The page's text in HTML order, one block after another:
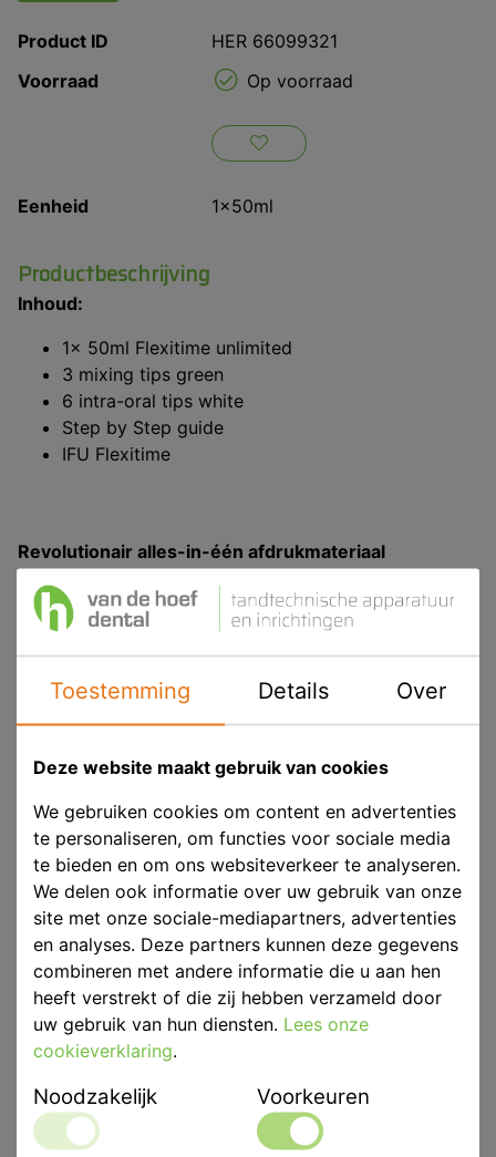
Product ID
HER 66099321
Voorraad
Op voorraad
Eenheid 1x50ml
Productbeschrijving
Inhoud:
1x 50ml Flexitime unlimited
3 mixing tips green
6 intra-oral tips white
Step by Step guide
IFU Flexitime
Revolutionair alles-in-één afdrukmateriaal
Flexitime® Unlimited is Kulzers antwoord op de
uitdagingen van het maken van afdrukken - het zet
een nieuwe standaard in precisie, eenvoud en
prestaties.
Het combineert het beste van A-silicone en polyether
kwaliteit.
Wat Flexitime Unlimited dé oplossing maakt voor
tandheelkundige professionals:
Verminderde complexiteit
Eén materiaal voor alle afdruktechnieken
Een flexibele verwerkingstijd en een altijd korte
en vaste "snap-set" uithardingstijd = het
materiaal is volledig uitgehard aan het einde van
de uithardingstijd
trainingsbehoeften
Toestemming Details Over
Deze website maakt gebruik van cookies
We gebruiken cookies om content en advertenties
te personaliseren, om functies voor sociale media
te bieden en om ons websiteverkeer te analyseren.
We delen ook informatie over uw gebruik van onze
site met onze sociale-mediapartners, advertenties
en analyses. Deze partners kunnen deze gegevens
combineren met andere informatie die u aan hen
heeft verstrekt of die zij hebben verzameld door
uw gebruik van hun diensten. Lees onze
cookieverklaring.
Noodzakelijk Voorkeuren